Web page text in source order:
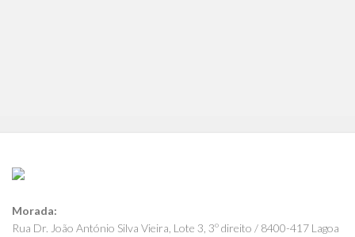
Morada:
Rua Dr. João António Silva Vieira, Lote 3, 3º direito / 8400-417 Lagoa